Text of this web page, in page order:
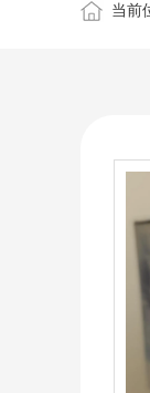
当前